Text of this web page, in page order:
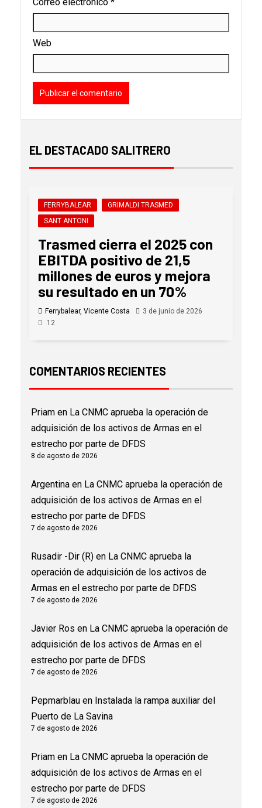
Web
EL DESTACADO SALITRERO
FERRYBALEAR
GRIMALDI TRASMED
SANT ANTONI
Trasmed cierra el 2025 con
EBITDA positivo de 21,5
millones de euros y mejora
su resultado en un 70%
Ferrybalear, Vicente Costa
3 de junio de 2026
12
COMENTARIOS RECIENTES
Priam en La CNMC aprueba la operación de
adquisición de los activos de Armas en el
estrecho por parte de DFDS
8 de agosto de 2026
Argentina en La CNMC aprueba la operación de
adquisición de los activos de Armas en el
estrecho por parte de DFDS
7 de agosto de 2026
Rusadir -Dir (R) en La CNMC aprueba la
operación de adquisición de los activos de
Armas en el estrecho por parte de DFDS
7 de agosto de 2026
Javier Ros en La CNMC aprueba la operación de
adquisición de los activos de Armas en el
estrecho por parte de DFDS
7 de agosto de 2026
Pepmarblau en Instalada la rampa auxiliar del
Puerto de La Savina
7 de agosto de 2026
Priam en La CNMC aprueba la operación de
adquisición de los activos de Armas en el
estrecho por parte de DFDS
7 de agosto de 2026